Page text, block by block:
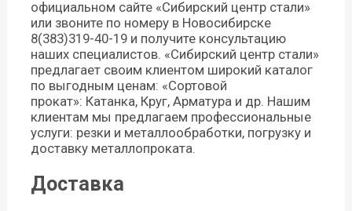
официальном сайте «Сибирский центр стали»
или звоните по номеру в Новосибирске
8(383)319-40-19 и получите консультацию
наших специалистов. «Сибирский центр стали»
предлагает своим клиентом широкий каталог
по выгодным ценам: «Сортовой
прокат»: Катанка, Круг, Арматура и др. Нашим
клиентам мы предлагаем профессиональные
услуги: резки и металлообработки, погрузку и
доставку металлопроката.
Доставка